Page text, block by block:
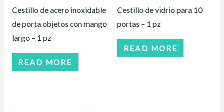
Cestillo de acero inoxidable
de porta objetos con mango
largo – 1 pz
READ MORE
Cestillo de vidrio para 10
portas – 1 pz
READ MORE